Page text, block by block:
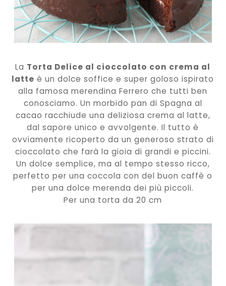
La Torta Delice al cioccolato con crema al
latte è un dolce soffice e super goloso ispirato
alla famosa merendina Ferrero che tutti ben
conosciamo. Un morbido pan di Spagna al
cacao racchiude una deliziosa crema al latte,
dal sapore unico e avvolgente. Il tutto è
ovviamente ricoperto da un generoso strato di
cioccolato che farà la gioia di grandi e piccini.
Un dolce semplice, ma al tempo stesso ricco,
perfetto per una coccola con del buon caffè o
per una dolce merenda dei più piccoli.
Per una torta da 20 cm